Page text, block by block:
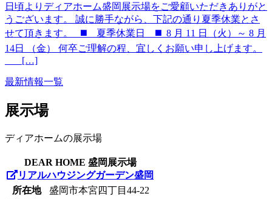
日頃よりディアホーム盛岡展示場をご愛顧いただきありがと
うございます。 誠に勝手ながら、下記の通り夏季休業とさ
せて頂きます。 ◼️ 夏季休業日 ◼️ 8 月 11 日（火）～ 8 月
14日 （金） 何卒ご理解の程、宜しくお願い申し上げます。
___ […]
最新情報一覧
展示場
ディアホームの展示場
DEAR HOME 盛岡展示場
リアルハウジングガーデン盛岡
所在地
盛岡市本宮四丁目44-22